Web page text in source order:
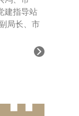
建指导站
局长、市
党建工